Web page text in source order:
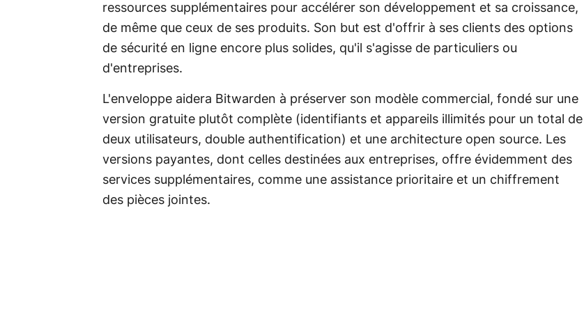
ressources supplémentaires pour accélérer son développement et sa croissance,
de même que ceux de ses produits. Son but est d'offrir à ses clients des options
de sécurité en ligne encore plus solides, qu'il s'agisse de particuliers ou
d'entreprises.
L'enveloppe aidera Bitwarden à préserver son modèle commercial, fondé sur une
version gratuite plutôt complète (identifiants et appareils illimités pour un total de
deux utilisateurs, double authentification) et une architecture open source. Les
versions payantes, dont celles destinées aux entreprises, offre évidemment des
services supplémentaires, comme une assistance prioritaire et un chiffrement
des pièces jointes.